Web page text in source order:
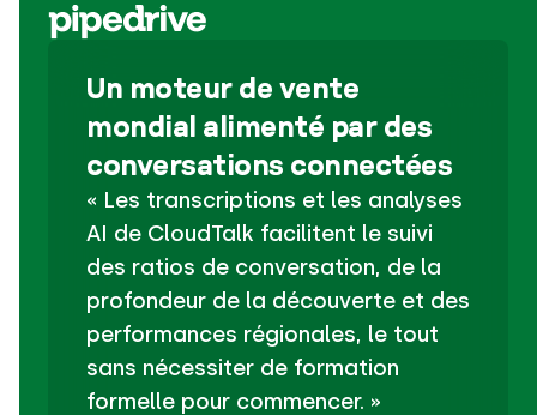
Un moteur de vente
mondial alimenté par des
conversations connectées
« Les transcriptions et les analyses
AI de CloudTalk facilitent le suivi
des ratios de conversation, de la
profondeur de la découverte et des
performances régionales, le tout
sans nécessiter de formation
formelle pour commencer. »